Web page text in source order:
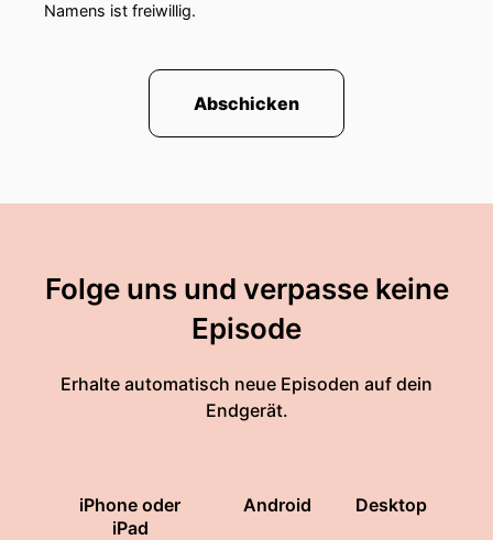
Namens ist freiwillig.
Abschicken
Folge uns und verpasse keine
Episode
Erhalte automatisch neue Episoden auf dein
Endgerät.
iPhone oder
iPad
Android Desktop